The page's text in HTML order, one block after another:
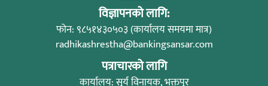
विज्ञापनको लागि:
फोन: ९८५१४३०५०३ (कार्यालय समयमा मात्र)
radhikashrestha@bankingsansar.com
पत्राचारको लागि
कार्यालय: सूर्य विनायक, भक्तपुर